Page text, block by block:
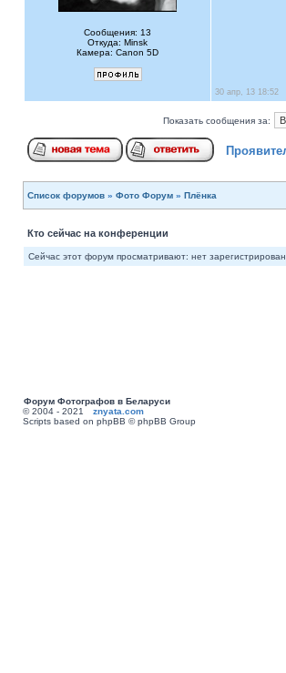
Сообщения: 13
Откуда: Minsk
Камера: Canon 5D
30 апр, 13 18:52
Показать сообщения за:
Список форумов » Фото Форум » Плёнка
Кто сейчас на конференции
Сейчас этот форум просматривают: нет
Форум Фотографов в Беларуси
© 2004 - 2021 znyata.com
Scripts based on phpBB © phpBB Group